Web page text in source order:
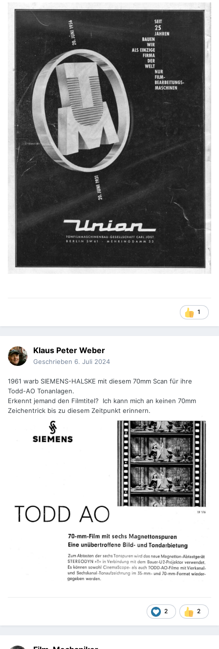
1
Klaus Peter Weber
Geschrieben 6. Juli 2024
1961 warb SIEMENS-HALSKE mit diesem 70mm Scan für ihre
Todd-AO Tonanlagen.
Erkennt jemand den Filmtitel? Ich kann mich an keinen 70mm
Zeichentrick bis zu diesem Zeitpunkt erinnern.
2 2